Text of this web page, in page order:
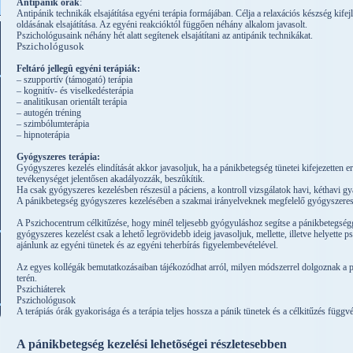
Antipánik órák:
Antipánik technikák elsajátítása egyéni terápia formájában. Célja a relaxációs készség
oldásának elsajátítása. Az egyéni reakcióktól függően néhány alkalom javasolt.
Pszichológusaink néhány hét alatt segítenek elsajátítani az antipánik technikákat.
Pszichológusok
Feltáró jellegû egyéni terápiák:
– szupportív (támogató) terápia
– kognitív- és viselkedésterápia
– analitikusan orientált terápia
– autogén tréning
– szimbólumterápia
– hipnoterápia
Gyógyszeres terápia:
Gyógyszeres kezelés elindítását akkor javasoljuk, ha a pánikbetegség tünetei kifejezetten
tevékenységet jelentősen akadályozzák, beszûkítik.
Ha csak gyógyszeres kezelésben részesül a páciens, a kontroll vizsgálatok havi, kéthavi
A pánikbetegség gyógyszeres kezelésében a szakmai irányelveknek megfelelő
A Pszichocentrum célkitűzése, hogy minél teljesebb gyógyuláshoz segítse a
gyógyszeres kezelést csak a lehető legrövidebb ideig javasoljuk, mellette, illetve helyette
ajánlunk az egyéni tünetek és az egyéni teherbírás figyelembevételével.
Az egyes kollégák bemutatkozásaiban tájékozódhat arról, milyen módszerrel dolgoznak a
terén.
Pszichiáterek
Pszichológusok
A terápiás órák gyakorisága és a terápia teljes hossza a pánik tünetek és a célkitűzés
A pánikbetegség kezelési lehetõségei részletesebben